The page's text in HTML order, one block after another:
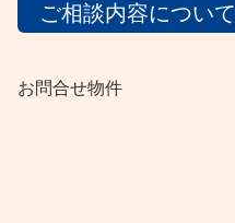
ご相談内容について
お問合せ物件